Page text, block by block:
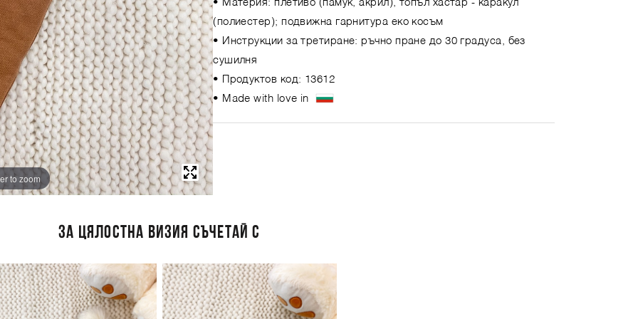
to zoom
• Материя: плетиво (памук, акрил), топъл хастар - каракул
(полиестер); подвижна гарнитура еко косъм
• Инструкции за третиране: ръчно пране до 30 градуса, без
сушилня
• Продуктов код: 13612
• Made with love in
ЗА ЦЯЛОСТНА ВИЗИЯ СЪЧЕТАЙ С